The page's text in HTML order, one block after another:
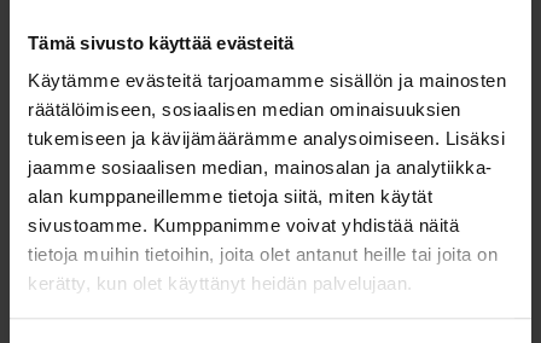
Tämä sivusto käyttää evästeitä
Käytämme evästeitä tarjoamamme sisällön ja mainosten
räätälöimiseen, sosiaalisen median ominaisuuksien
tukemiseen ja kävijämäärämme analysoimiseen. Lisäksi
jaamme sosiaalisen median, mainosalan ja analytiikka-
alan kumppaneillemme tietoja siitä, miten käytät
sivustoamme. Kumppanimme voivat yhdistää näitä
tietoja muihin tietoihin, joita olet antanut heille tai joita on
kerätty, kun olet käyttänyt heidän palvelujaan.
työkalujen ja resurssien avulla. Lue
Performacestaartikkeleja, uutisia ja
ylläpitovinkkejä. KäytäLautas- ja
kärkikonfiguraattoria löytääksesi oikeat osat
koneeseesi. KatsoPats Cataloguestavaraosat ja
tarvikkeet. HaeVarustekuvastostaideoita
parantaaksesi konettasi edelleen.